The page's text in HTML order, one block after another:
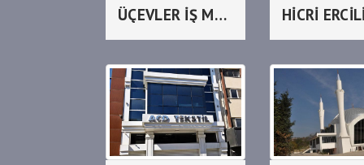
ÜÇEVLER İŞ MERKEZİ